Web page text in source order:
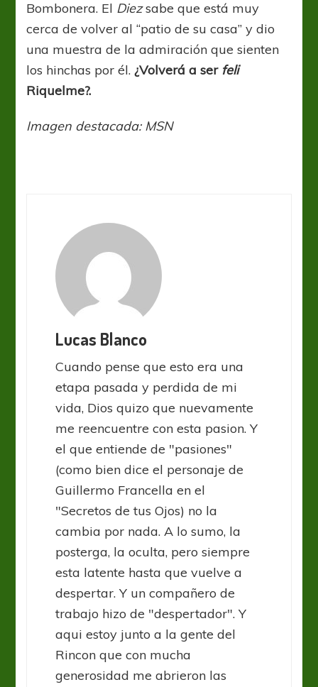
Bombonera. El Diezsabe que está muy
cerca de volver al “patio de su casa” y dio
una muestra de la admiración que sienten
los hinchas por él.¿Volverá a ser feli
Riquelme?.
Imagen destacada: MSN
Lucas Blanco
Cuando pense que esto era una
etapa pasada y perdida de mi
vida, Dios quizo que nuevamente
me reencuentre con esta pasion. Y
el que entiende de "pasiones"
(como bien dice el personaje de
Guillermo Francella en el
"Secretos de tus Ojos) no la
cambia por nada. A lo sumo, la
posterga, la oculta, pero siempre
esta latente hasta que vuelve a
despertar. Y un compañero de
trabajo hizo de "despertador". Y
aqui estoy junto a la gente del
Rincon que con mucha
generosidad me abrieron las